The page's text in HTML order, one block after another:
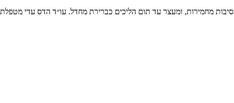
החמורות בחוק - עד 14 שנות מאסר בעבירה רגילה, 20 שנים בנסיבות מחמירות, ומעצר עד תום הליכים